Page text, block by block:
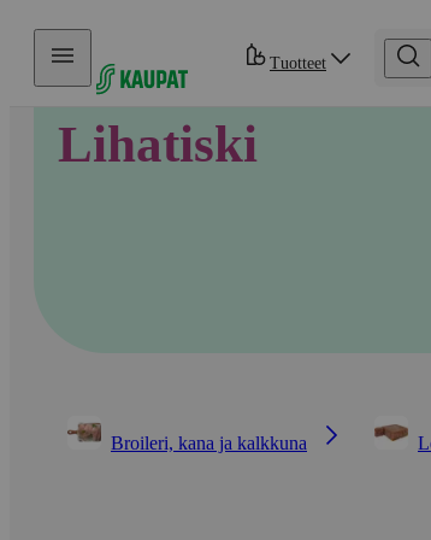
Hyppää sisältöön
Tuotteet
Lihatiski
Broileri, kana ja kalkkuna